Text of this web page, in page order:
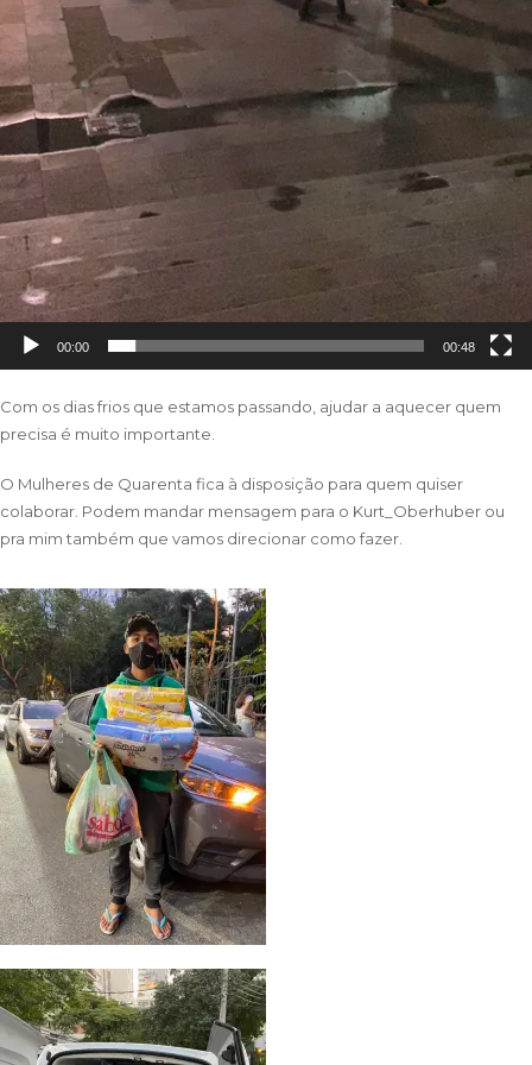
00:00 00:48
Com os dias frios que estamos passando, ajudar a aquecer quem
precisa é muito importante.
O Mulheres de Quarenta fica à disposição para quem quiser
colaborar. Podem mandar mensagem para o Kurt_Oberhuber ou
pra mim também que vamos direcionar como fazer.